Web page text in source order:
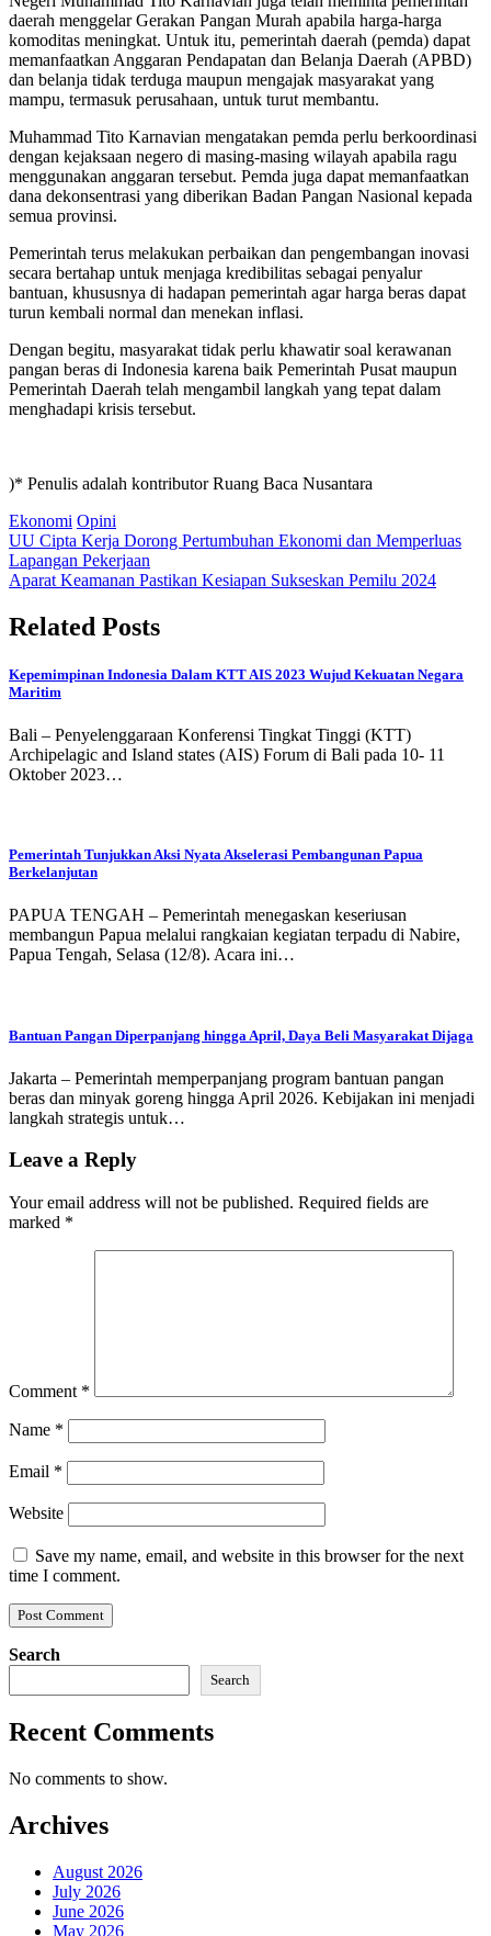
daerah menggelar Gerakan Pangan Murah apabila harga-harga
komoditas meningkat. Untuk itu, pemerintah daerah (pemda) dapat
memanfaatkan Anggaran Pendapatan dan Belanja Daerah (APBD)
dan belanja tidak terduga maupun mengajak masyarakat yang
mampu, termasuk perusahaan, untuk turut membantu.
Muhammad Tito Karnavian mengatakan pemda perlu berkoordinasi
dengan kejaksaan negero di masing-masing wilayah apabila ragu
menggunakan anggaran tersebut. Pemda juga dapat memanfaatkan
dana dekonsentrasi yang diberikan Badan Pangan Nasional kepada
semua provinsi.
Pemerintah terus melakukan perbaikan dan pengembangan inovasi
secara bertahap untuk menjaga kredibilitas sebagai penyalur
bantuan, khususnya di hadapan pemerintah agar harga beras dapat
turun kembali normal dan menekan inflasi.
Dengan begitu, masyarakat tidak perlu khawatir soal kerawanan
pangan beras di Indonesia karena baik Pemerintah Pusat maupun
Pemerintah Daerah telah mengambil langkah yang tepat dalam
menghadapi krisis tersebut.
)* Penulis adalah kontributor Ruang Baca Nusantara
Ekonomi Opini
Post
navigation
UU Cipta Kerja Dorong Pertumbuhan Ekonomi dan Memperluas
Lapangan Pekerjaan
Aparat Keamanan Pastikan Kesiapan Sukseskan Pemilu 2024
Related Posts
Kepemimpinan Indonesia Dalam KTT AIS 2023 Wujud Kekuatan Negara
Maritim
Bali – Penyelenggaraan Konferensi Tingkat Tinggi (KTT)
Archipelagic and Island states (AIS) Forum di Bali pada 10- 11
Oktober 2023…
Pemerintah Tunjukkan Aksi Nyata Akselerasi Pembangunan Papua
Berkelanjutan
PAPUA TENGAH – Pemerintah menegaskan keseriusan
membangun Papua melalui rangkaian kegiatan terpadu di Nabire,
Papua Tengah, Selasa (12/8). Acara ini…
Bantuan Pangan Diperpanjang hingga April, Daya Beli Masyarakat Dijaga
Jakarta – Pemerintah memperpanjang program bantuan pangan
beras dan minyak goreng hingga April 2026. Kebijakan ini menjadi
langkah strategis untuk…
Leave a Reply
Your email address will not be published. Required fields are
marked *
Comment *
Name *
Email *
Website
Save my name, email, and website in this browser for the next
time I comment.
Search
Search
Recent Comments
No comments to show.
Archives
August 2026
July 2026
June 2026
May 2026